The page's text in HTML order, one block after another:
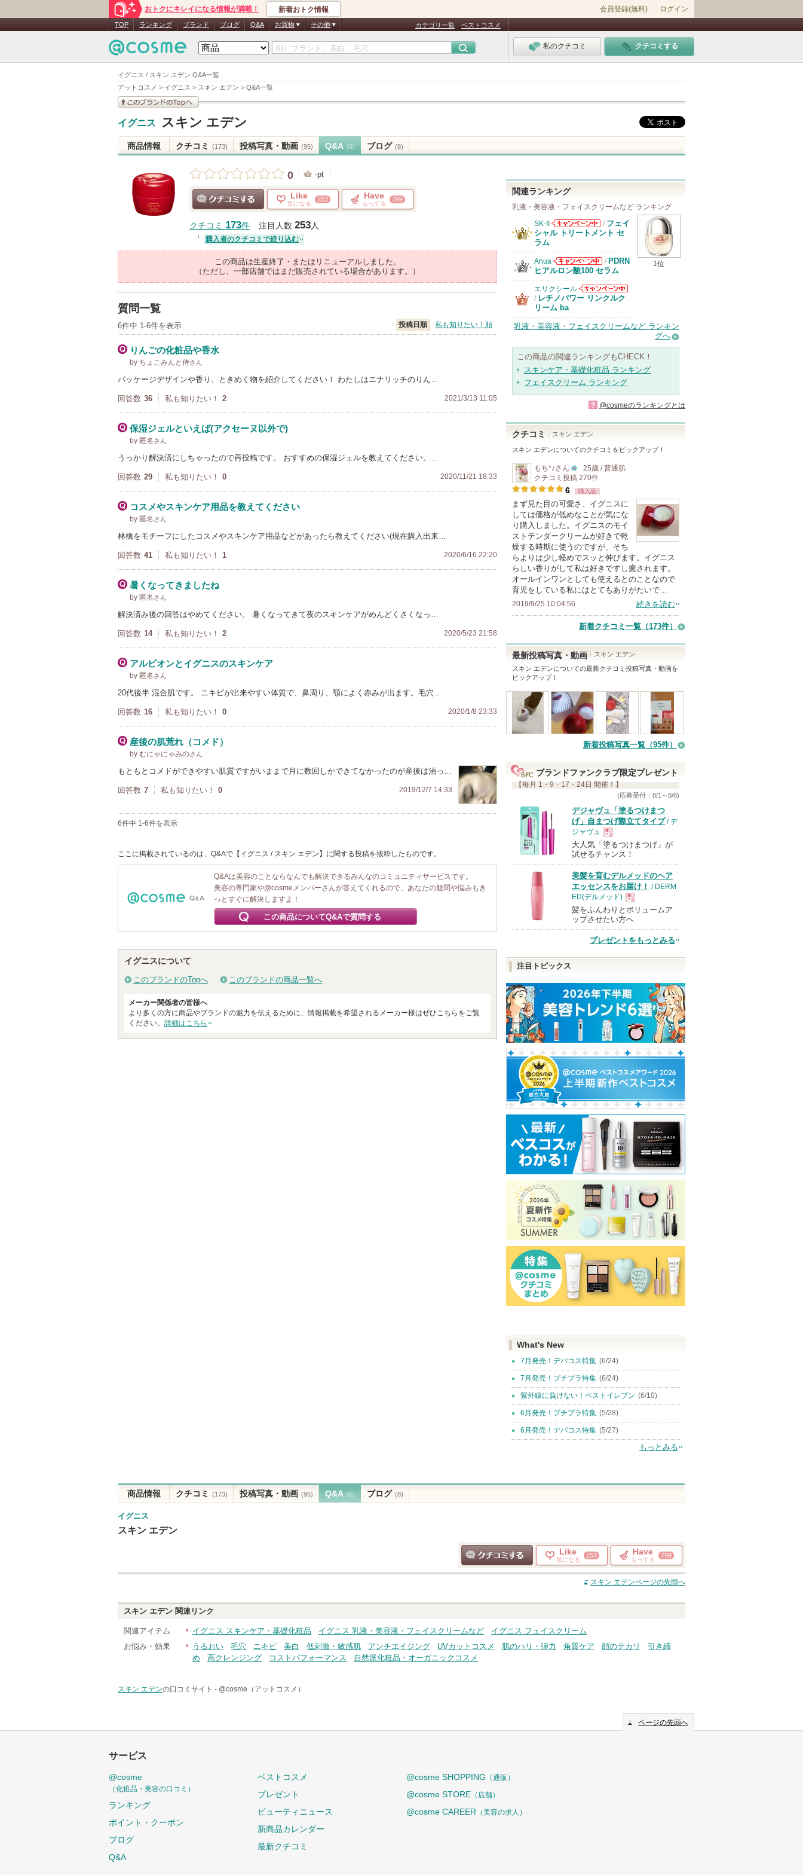
イグニス / スキン エデン Q&A一覧
アットコスメ > イグニス > スキン エデン > Q&A一覧
おトクにキレイになる情報が満載！ 新着おトク情報 会員登録(無料) ログイン
TOP ランキング ブランド ブログ Q&A お買物 その他 カテゴリ一覧 ベストコスメ
私のクチコミ クチコミする
このブランドの情報を
イグニス スキン エデン
商品情報 クチコミ (173) 投稿写真・動画 (95) Q&A (6) ブログ (8)
0 -pt
Like
気になる
253 Have
もってる
799
クチコミ 173件 注目人数 253人
購入者のクチコミで絞り込む
この商品は生産終了・またはリニューアルしました。
（ただし、一部店舗ではまだ販売されている場合があります。）
質問一覧
6件中 1-6件を表示 投稿日順 私も知りたい！順
りんごの化粧品や香水
by ちょこみんと侍さん
パッケージデザインや香り、ときめく物を紹介してください！ わたしはニナリッチのりん…
回答数 36 私も知りたい！ 2 2021/3/13 11:05
保湿ジェルといえば(アクセーヌ以外で)
by 匿名 さん
うっかり解決済にしちゃったので再投稿です。 おすすめの保湿ジェルを教えてください。…
回答数 29 私も知りたい！ 0 2020/11/21 18:33
コスメやスキンケア用品を教えてください
by 匿名 さん
林檎をモチーフにしたコスメやスキンケア用品などがあったら教えてください(現在購入出来…
回答数 41 私も知りたい！ 1 2020/6/16 22:20
暑くなってきましたね
by 匿名 さん
解決済み後の回答はやめてください。 暑くなってきて夜のスキンケアがめんどくさくなっ…
回答数 14 私も知りたい！ 2 2020/5/23 21:58
アルビオンとイグニスのスキンケア
by 匿名 さん
20代後半 混合肌です。 ニキビが出来やすい体質で、鼻周り、顎によく赤みが出ます。毛穴…
回答数 16 私も知りたい！ 0 2020/1/8 23:33
産後の肌荒れ（コメド）
by むにゃにゃみのさん
もともとコメドができやすい肌質ですがいままで月に数回しかできてなかったのが産後は治っ…
回答数 7 私も知りたい！ 0 2019/12/7 14:33
6件中 1-6件を表示
ここに掲載されているのは、Q&Aで【イグニス / スキン エデン】に関する投稿を抜粋したものです。
Q&Aは美容のことならなんでも解決できるみんなのコミュニティサービスです。
美容の専門家や@cosmeメンバーさんが答えてくれるので、あなたの疑問や悩みもき
っとすぐに解決しますよ！
この商品についてQ&Aで質問する
イグニスについて
このブランドのTopへ このブランドの商品一覧へ
メーカー関係者の皆様へ
より多くの方に商品やブランドの魅力を伝えるために、情報掲載を希望されるメーカー様はぜひこちらをご覧
ください。 詳細はこちら
関連ランキング
乳液・美容液・フェイスクリームなど ランキング
1位
SK-II
SK-IIからのお
/ フェイ
シャル トリートメント セ
ラム
Anua
Anuaからのお
知らせがありま
す
/ PDRN
ヒアルロン酸100 セラム
エリクシール
エリクシールか
/ レチノパワー リンクルク
リーム ba
乳液・美容液・フェイスクリームなど ランキン
グへ
この商品の関連ランキングもCHECK！
スキンケア・基礎化粧品 ランキング
フェイスクリーム ランキング
? @cosmeのランキングとは
クチコミ スキン エデン
スキン エデンについてのクチコミをピックアップ！
もち*♪さん
10
以
上
の
メ
ン
バ
ー
に
に
入
登
録
さ
れ
い
ま
25歳 / 普通肌
クチコミ投稿 270件
6 購入品
まず見た目の可愛さ、イグニスに
しては価格が低めなことが気にな
り購入しました。イグニスのモイ
ストテンダークリームが好きで乾
燥する時期に使うのですが、そち
らよりは少し軽めでスッと伸びます。イグニス
らしい香りがして私は好きですし癒されます。
オールインワンとしても使えるとのことなので
育児をしている私にはとてもありがたいで…
2019/9/25 10:04:56 続きを読む
新着クチコミ一覧 （173件）
最新投稿写真・動画
スキン エデン
スキン エデンについての最新クチコミ投稿写真・動画を
ピックアップ！
新着投稿写真一覧（95件）
ブランドファンクラブ限定プレゼント
【毎月 1・9・17・24日 開催！】
(応募受付：8/1～8/8)
デジャヴュ「塗るつけまつ
げ」自まつげ際立てタイプ/ デ
ジャヴュ
現
品
大人気「塗るつけまつげ」が
試せるチャンス！
美髪を育むデルメッドのヘア
エッセンスをお届け！ / DERM
ED(デルメッド)
現
品
髪をふんわりとボリュームア
ップさせたい方へ
プレゼントをもっとみる
注目トピックス
What's New
7月発売！デパコス特集 (6/24)
7月発売！プチプラ特集 (6/24)
紫外線に負けない！ベストイレブン (6/10)
6月発売！プチプラ特集 (5/28)
6月発売！デパコス特集 (5/27)
もっとみる
商品情報 クチコミ (173) 投稿写真・動画 (95) Q&A (6) ブログ (8)
イグニス
スキン エデン
クチコミする
Like
気になる
253 Have
もってる
799
スキン エデンページの先頭へ
スキン エデン 関連リンク
関連アイテム イグニス スキンケア・基礎化粧品 イグニス 乳液・美容液・フェイスクリームなど
イグニス フェイスクリーム
お悩み・効果
うるおい 毛穴 ニキビ 美白 低刺激・敏感肌 アンチエイジング UVカットコスメ 肌のハリ・弾力 角質ケア 顔のテカリ
引き締
め
高クレンジング コストパフォーマンス 自然派化粧品・オーガニックコスメ
スキン エデンの口コミサイト - @cosme（アットコスメ）
ページの先頭へ
サービス
@cosme
（化粧品・美容の口コミ）
ランキング
ポイント・クーポン
ブログ
Q&A
ベストコスメ
プレゼント
ビューティニュース
新商品カレンダー
最新クチコミ
@cosme SHOPPING （通販）
@cosme STORE （店舗）
@cosme CAREER （美容の求人）